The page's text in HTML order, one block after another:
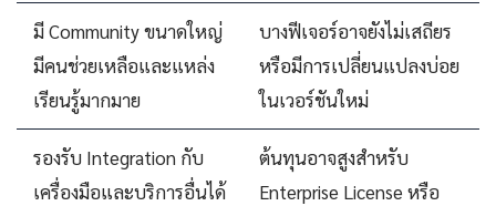
มี Community ขนาดใหญ่
มีคนช่วยเหลือและแหล่ง
เรียนรู้มากมาย
บางฟีเจอร์อาจยังไม่เสถียร
หรือมีการเปลี่ยนแปลงบ่อย
ในเวอร์ชันใหม่
รองรับ Integration กับ
เครื่องมือและบริการอื่นได้
ต้นทุนอาจสูงสำหรับ
Enterprise License หรือ